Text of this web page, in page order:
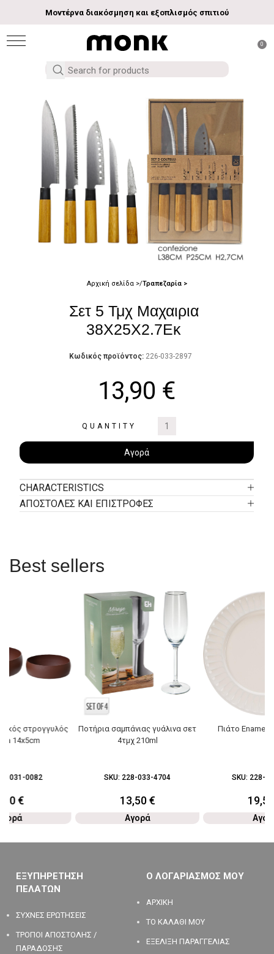
Μοντέρνα διακόσμηση και εξοπλισμός σπιτιού
0
Αρχική σελίδα Τραπεζαρία
Σετ 5 Τμχ Μαχαιρια
38Χ25Χ2.7Εκ
Κωδικός προϊόντος: 226-033-2897
13,90 €
QUANTITY
Αγορά
CHARACTERISTICS
ΑΠΟΣΤΟΛΕΣ ΚΑΙ ΕΠΙΣΤΡΟΦΕΣ
Best sellers
στρογγυλός
14x5cm
031-0082
€
Ποτήρια σαμπάνιας γυάλινα σετ
4τμχ 210ml
SKU: 228-033-4704
13,50€
Αγορά
Πιάτο Enamel
SKU: 228-
ΕΞΥΠΗΡΕΤΗΣΗ
ΠΕΛΑΤΩΝ
ΣΥΧΝΕΣ ΕΡΩΤΗΣΕΙΣ
ΤΡΟΠΟΙ ΑΠΟΣΤΟΛΗΣ /
ΠΑΡΑΔΟΣΗΣ
Ο ΛΟΓΑΡΙΑΣΜΟΣ ΜΟΥ
ΑΡΧΙΚΗ
ΤΟ ΚΑΛΑΘΙ ΜΟΥ
ΕΞΕΛΙΞΗ ΠΑΡΑΓΓΕΛΙΑΣ